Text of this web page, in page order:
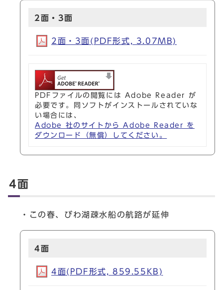
2面・3面
2面・3面(PDF形式, 3.07MB)
PDFファイルの閲覧には Adobe Reader が
必要です。同ソフトがインストールされていな
い場合には、
Adobe 社のサイトから Adobe Reader を
ダウンロード（無償）してください。
4面
・この春、びわ湖疎水船の航路が延伸
4面
4面(PDF形式, 859.55KB)